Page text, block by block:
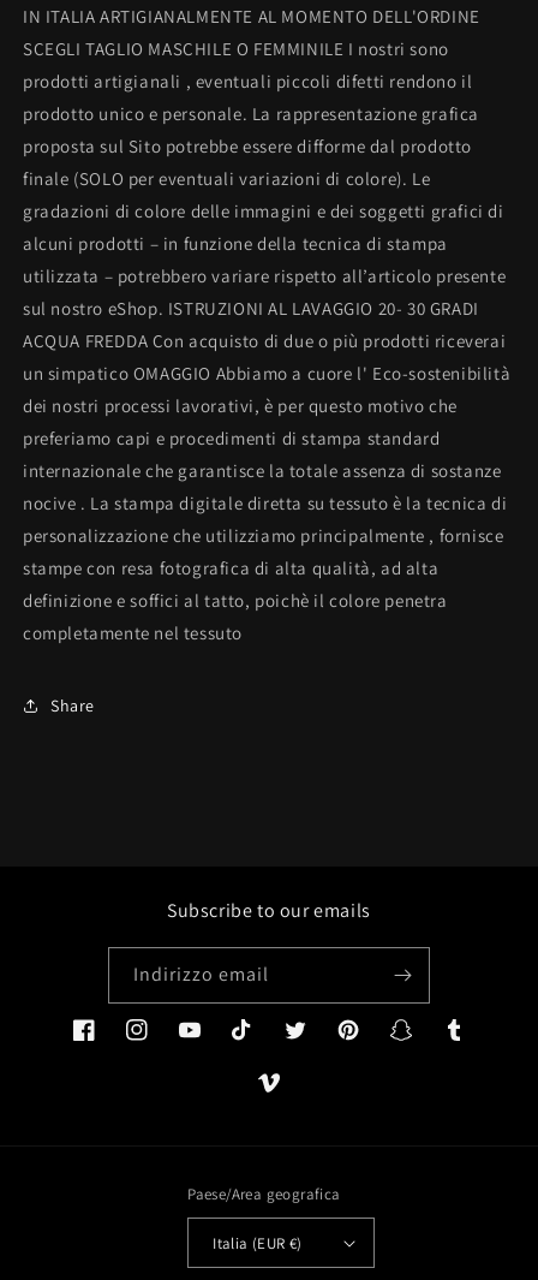
IN ITALIA ARTIGIANALMENTE AL MOMENTO DELL'ORDINE
SCEGLI TAGLIO MASCHILE O FEMMINILE I nostri sono
prodotti artigianali , eventuali piccoli difetti rendono il
prodotto unico e personale. La rappresentazione grafica
proposta sul Sito potrebbe essere difforme dal prodotto
finale (SOLO per eventuali variazioni di colore). Le
gradazioni di colore delle immagini e dei soggetti grafici di
alcuni prodotti – in funzione della tecnica di stampa
utilizzata – potrebbero variare rispetto all’articolo presente
sul nostro eShop. ISTRUZIONI AL LAVAGGIO 20- 30 GRADI
ACQUA FREDDA Con acquisto di due o più prodotti riceverai
un simpatico OMAGGIO Abbiamo a cuore l' Eco-sostenibilità
dei nostri processi lavorativi, è per questo motivo che
preferiamo capi e procedimenti di stampa standard
internazionale che garantisce la totale assenza di sostanze
nocive . La stampa digitale diretta su tessuto è la tecnica di
personalizzazione che utilizziamo principalmente , fornisce
stampe con resa fotografica di alta qualità, ad alta
definizione e soffici al tatto, poichè il colore penetra
completamente nel tessuto
Share
Subscribe to our emails
Indirizzo email
FacebookInstagramYouTubeTikTok TwitterPinterestSnapchatTumblr
Vimeo
Paese/Area geografica
Italia (EUR €)